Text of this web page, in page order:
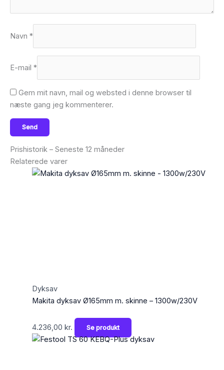
Navn *
E-mail *
Gem mit navn, mail og websted i denne browser til
næste gang jeg kommenterer.
Prishistorik – Seneste 12 måneder
Relaterede varer
Dyksav
Makita dyksav Ø165mm m. skinne – 1300w/230V
4.236,00 kr. Se produkt